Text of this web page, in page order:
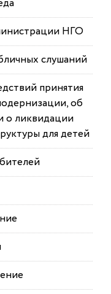
НГО
слушаний
принятия
об
о ликвидации
для детей